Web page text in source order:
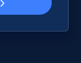
Initial
count, and